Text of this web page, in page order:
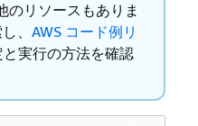
のリソースもありま
、 AWS コード例リ
と実行の方法を確認